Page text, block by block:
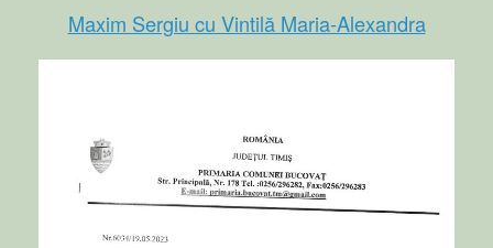
Maxim Sergiu cu Vintilă Maria-Alexandra